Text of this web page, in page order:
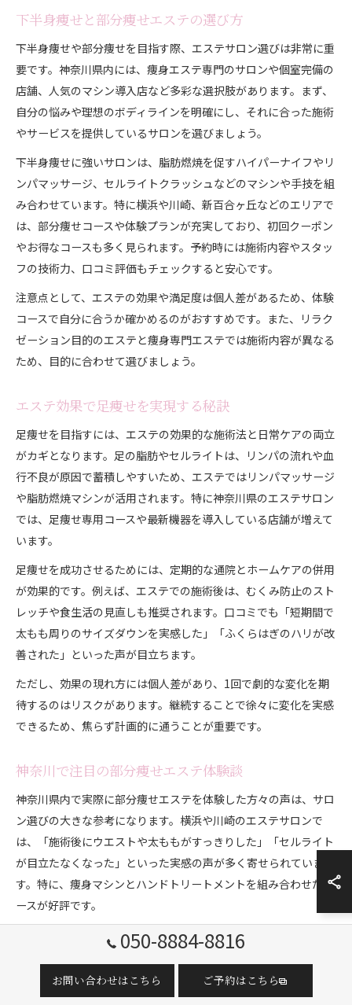
下半身痩せと部分痩せエステの選び方
下半身痩せや部分痩せを目指す際、エステサロン選びは非常に重
要です。神奈川県内には、痩身エステ専門のサロンや個室完備の
店舗、人気のマシン導入店など多彩な選択肢があります。まず、
自分の悩みや理想のボディラインを明確にし、それに合った施術
やサービスを提供しているサロンを選びましょう。
下半身痩せに強いサロンは、脂肪燃焼を促すハイパーナイフやリ
ンパマッサージ、セルライトクラッシュなどのマシンや手技を組
み合わせています。特に横浜や川崎、新百合ヶ丘などのエリアで
は、部分痩せコースや体験プランが充実しており、初回クーポン
やお得なコースも多く見られます。予約時には施術内容やスタッ
フの技術力、口コミ評価もチェックすると安心です。
注意点として、エステの効果や満足度は個人差があるため、体験
コースで自分に合うか確かめるのがおすすめです。また、リラク
ゼーション目的のエステと痩身専門エステでは施術内容が異なる
ため、目的に合わせて選びましょう。
エステ効果で足痩せを実現する秘訣
足痩せを目指すには、エステの効果的な施術法と日常ケアの両立
がカギとなります。足の脂肪やセルライトは、リンパの流れや血
行不良が原因で蓄積しやすいため、エステではリンパマッサージ
や脂肪燃焼マシンが活用されます。特に神奈川県のエステサロン
では、足痩せ専用コースや最新機器を導入している店舗が増えて
います。
足痩せを成功させるためには、定期的な通院とホームケアの併用
が効果的です。例えば、エステでの施術後は、むくみ防止のスト
レッチや食生活の見直しも推奨されます。口コミでも「短期間で
太もも周りのサイズダウンを実感した」「ふくらはぎのハリが改
善された」といった声が目立ちます。
ただし、効果の現れ方には個人差があり、1回で劇的な変化を期
待するのはリスクがあります。継続することで徐々に変化を実感
できるため、焦らず計画的に通うことが重要です。
神奈川で注目の部分痩せエステ体験談
神奈川県内で実際に部分痩せエステを体験した方々の声は、サロ
ン選びの大きな参考になります。横浜や川崎のエステサロンで
は、「施術後にウエストや太ももがすっきりした」「セルライト
が目立たなくなった」といった実感の声が多く寄せられていま
す。特に、痩身マシンとハンドトリートメントを組み合わせたコ
ースが好評です。
また、体験プランを利用したことで「スタッフが丁寧に悩みを聞
見受けられます。部分痩せエステは、自分の悩みに合わせたアプ
ローチが可能な点が魅力です。
050-8884-8816
お問い合わせはこちら ご予約はこちら